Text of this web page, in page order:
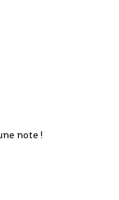
note !